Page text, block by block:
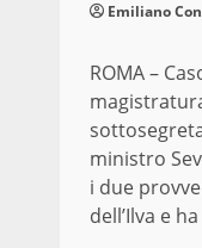
Emiliano
ROMA –
ministro
i due
dell’Ilva e